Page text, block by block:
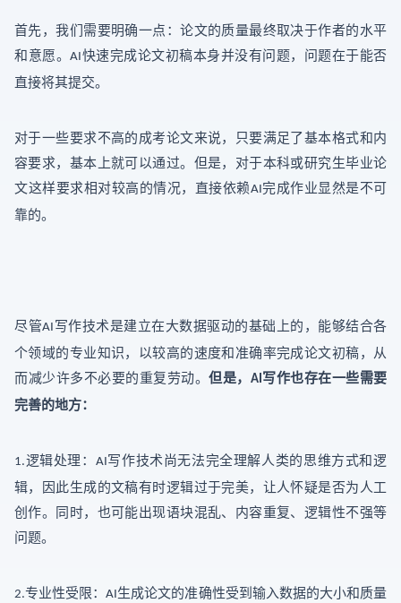
首先，我们需要明确一点：论文的质量最终取决于作者的水平
和意愿。 AI快速完成论文初稿本身并没有问题，问题在于能否
直接将其提交。
对于一些要求不高的成考论文来说，只要满足了基本格式和内
容要求，基本上就可以通过。但是，对于本科或研究生毕业论
文这样要求相对较高的情况，直接依赖AI完成作业显然是不可
靠的。
尽管AI 写作技术是建立在大数据驱动的基础上的，能够结合各
个领域的专业知识，以较高的速度和准确率完成论文初稿，从
而减少许多不必要的重复劳动。 但是， AI写作也存在一些需要
完善的地方：
1.逻辑处理： AI写作技术尚无法完全理解人类的思维方式和逻
辑，因此生成的文稿有时逻辑过于完美，让人怀疑是否为人工
创作。同时，也可能出现语块混乱、内容重复、逻辑性不强等
问题。
2.专业性受限：AI生成论文的准确性受到输入数据的大小和质量